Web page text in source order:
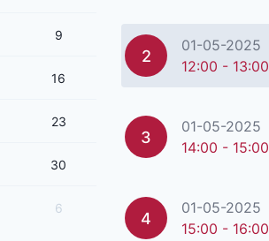
9
16
23
30
6
2
01-05-2025
12:00 - 13:00
3
01-05-2025
14:00 - 15:00
4
01-05-2025
15:00 - 16:00